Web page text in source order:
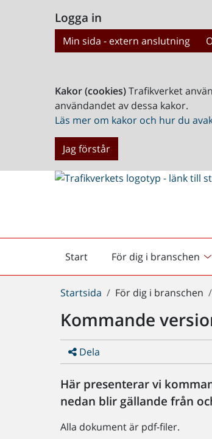
Logga in
Min sida - extern anslutning
Kakor (cookies)Trafikverket
användandet av dessa kakor.
Läs mer om kakor och hur du
Jag förstår
Start
Startsida För dig i branschen
Du
här:
Startsida För dig i branschen
Kommande
Dela
Här presenterar vi
nedan blir gällande från
Alla dokument är pdf-filer.